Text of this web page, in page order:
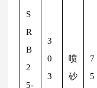
S
R
B
2
5-
3
0
3
喷
砂
7
5